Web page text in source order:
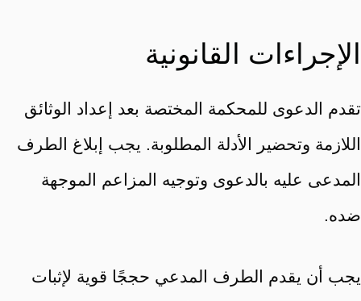
الإجراءات القانونية
تقدم الدعوى للمحكمة المختصة بعد إعداد الوثائق
اللازمة وتحضير الأدلة المطلوبة. يجب إبلاغ الطرف
المدعى عليه بالدعوى وتوجيه المزاعم الموجهة
ضده.
يجب أن يقدم الطرف المدعي حججًا قوية لإثبات